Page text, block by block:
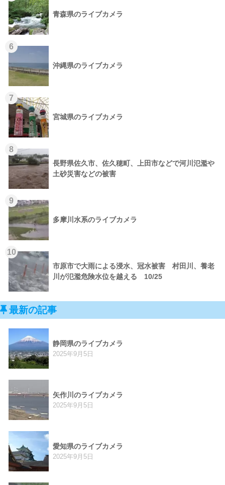
青森県のライブカメラ
6
沖縄県のライブカメラ
7
宮城県のライブカメラ
8
長野県佐久市、佐久穂町、上田市などで河川氾濫や
土砂災害などの被害
9
多摩川水系のライブカメラ
10
市原市で大雨による浸水、冠水被害 村田川、養老
川が氾濫危険水位を越える 10/25
最新の記事
静岡県のライブカメラ
2025年9月5日
矢作川のライブカメラ
2025年9月5日
愛知県のライブカメラ
2025年9月5日